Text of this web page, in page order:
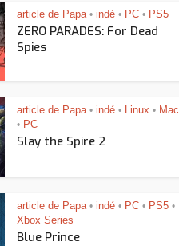
article de Papa • indé • PC • PS5
ZERO PARADES: For Dead
Spies
article de Papa • indé • Linux • Mac
• PC
Slay the Spire 2
article de Papa • indé • PC • PS5 •
Xbox Series
Blue Prince